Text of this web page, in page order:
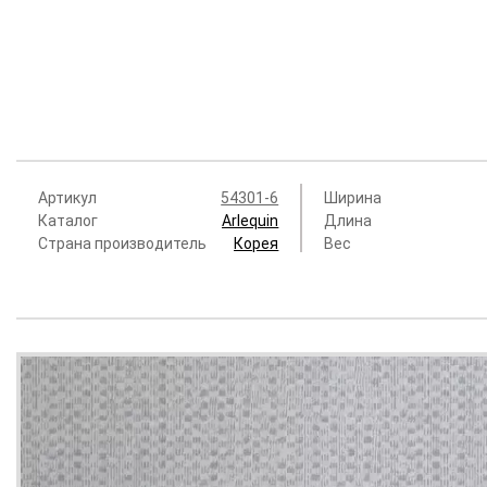
Артикул
54301-6
Каталог
Arlequin
Страна производитель
Корея
Ширина
Длина
Вес